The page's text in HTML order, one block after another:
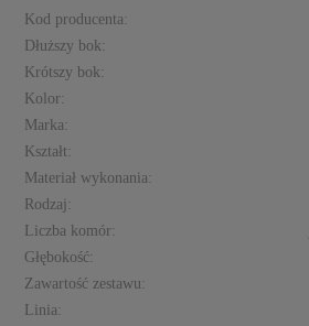
Kod producenta:
Dłuższy bok:
Krótszy bok:
Kolor:
Marka:
Kształt:
Materiał wykonania:
Rodzaj:
Liczba komór:
Głębokość:
Zawartość zestawu:
Linia: